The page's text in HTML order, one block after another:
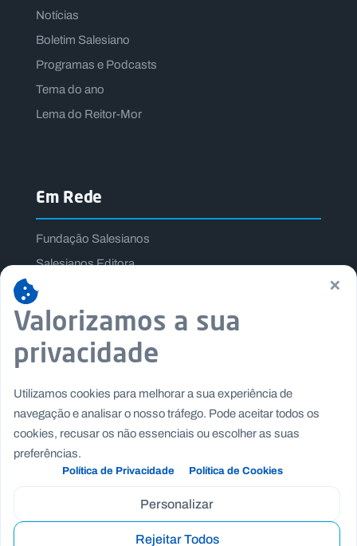
Notícias
Boletim Salesiano
Programas e Podcasts
Tema do ano
Lema do Reitor-Mor
Em Rede
Fundação Salesianos
Salesianos Editora
Família Salesiana
Missão Dom Bosco
Jogos Nacionais Salesianos
×
Valorizamos a sua
privacidade
Utilizamos cookies para melhorar a sua experiência de
navegação e analisar o nosso tráfego. Pode aceitar todos os
cookies, recusar os não essenciais ou escolher as suas
preferências.
Política de Privacidade Política de Cookies
Personalizar
Rejeitar Todos